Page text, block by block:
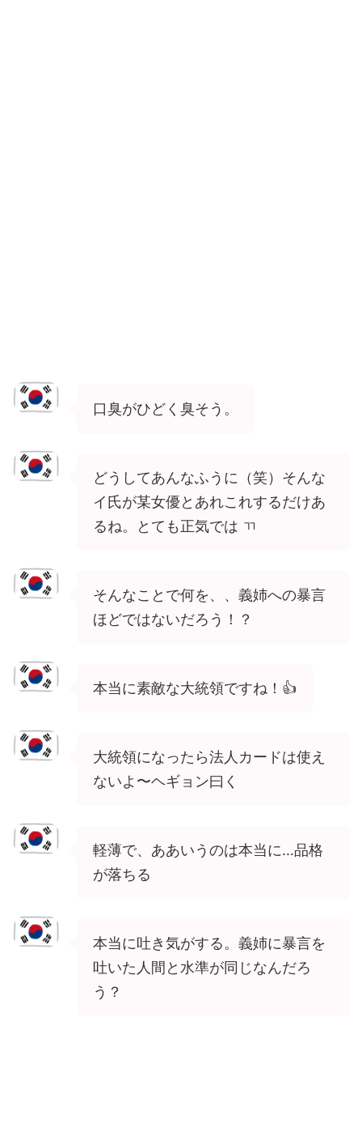
口臭がひどく臭そう。
どうしてあんなふうに（笑）そんな
イ氏が某女優とあれこれするだけあ
るね。とても正気では ㄲ
そんなことで何を、、義姉への暴言
ほどではないだろう！？
本当に素敵な大統領ですね！👍
大統領になったら法人カードは使え
ないよ〜ヘギョン曰く
軽薄で、ああいうのは本当に…品格
が落ちる
本当に吐き気がする。義姉に暴言を
吐いた人間と水準が同じなんだろ
う？